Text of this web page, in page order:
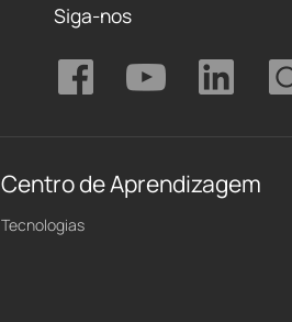
Siga-nos
Centro de Aprendizagem
Tecnologias